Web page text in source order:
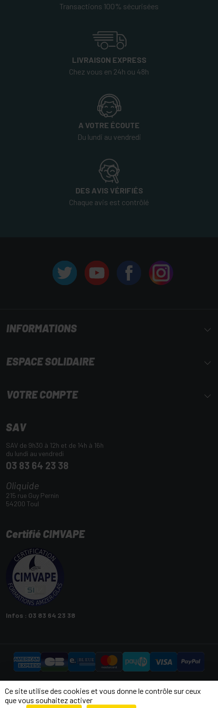
Transactions 100% sécurisées
LIVRAISON EXPRESS
Chez vous en 24h ou 48h
A VOTRE ÉCOUTE
Du lundi au vendredi
DES AVIS VÉRIFIÉS
Chaque avis est contrôlé
INFORMATIONS
ESPACE SOLIDAIRE
VOTRE COMPTE
SAV
SAV de 9h30 à 12h et de 14h à 16h
du lundi au vendredi
03 83 64 23 38
Oliquide
215 rue Guy Pernin
54200 Toul
Certifié CIMVAPE
Infos : 03 83 64 23 38
Copyright © 2026 Oliquide
Tous droits réservés
Ce site utilise des cookies et vous donne le contrôle sur ceux
que vous souhaitez activer